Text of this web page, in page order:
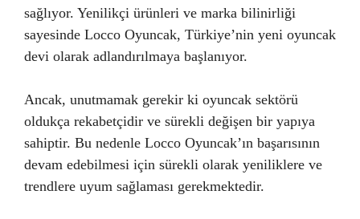
sağlıyor. Yenilikçi ürünleri ve marka bilinirliği
sayesinde Locco Oyuncak, Türkiye’nin yeni oyuncak
devi olarak adlandırılmaya başlanıyor.
Ancak, unutmamak gerekir ki oyuncak sektörü
oldukça rekabetçidir ve sürekli değişen bir yapıya
sahiptir. Bu nedenle Locco Oyuncak’ın başarısının
devam edebilmesi için sürekli olarak yeniliklere ve
trendlere uyum sağlaması gerekmektedir.